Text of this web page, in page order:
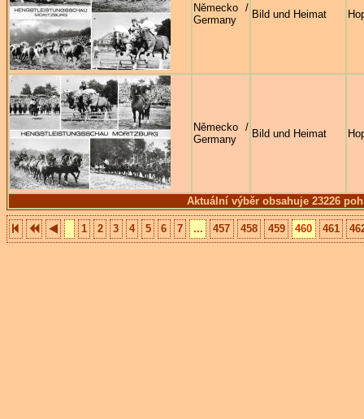
Aktuální výběr obsahuje 23226
Německo /
Germany
Bild und Heimat
Německo /
Germany
Bild und Heimat
1 2 3 4 5 6 7 ... 457 458 459 460 461